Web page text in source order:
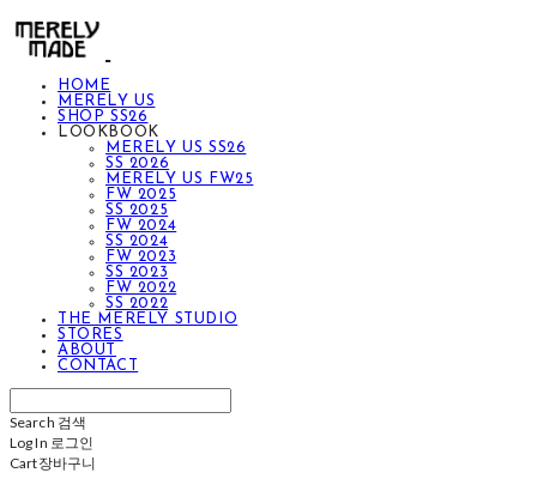
HOME
MERELY US
SHOP SS26
LOOKBOOK
MERELY US SS26
SS 2026
MERELY US FW25
FW 2025
SS 2025
FW 2024
SS 2024
FW 2023
SS 2023
FW 2022
SS 2022
THE MERELY STUDIO
STORES
ABOUT
CONTACT
Search 검색
Log In 로그인
Cart장바구니